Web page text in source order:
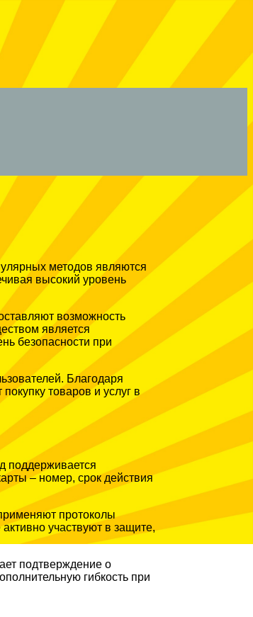
методов являются
высокий уровень
возможность
является
безопасности при
Благодаря
товаров и услуг в
поддерживается
– номер, срок действия
протоколы
участвуют в защите,
подтверждение о
гибкость при